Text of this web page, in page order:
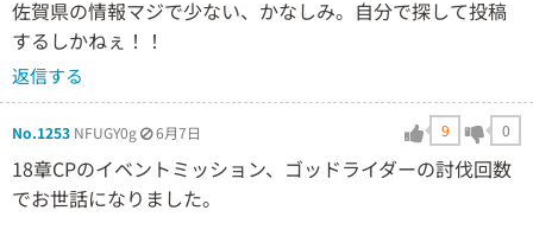
佐賀県の情報マジで少ない、かなしみ。自分で探して投稿
するしかねぇ！！
返信する
No.1253 NFUGY0g 6月7日 9 0
18章CPのイベントミッション、ゴッドライダーの討伐回数
でお世話になりました。